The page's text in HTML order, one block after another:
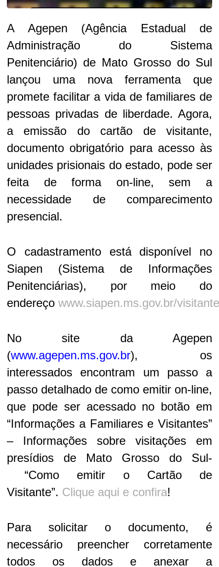
A Agepen (Agência Estadual de
Administração do Sistema
Penitenciário) de Mato Grosso do Sul
lançou uma nova ferramenta que
promete facilitar a vida de familiares de
pessoas privadas de liberdade. Agora,
a emissão do cartão de visitante,
documento obrigatório para acesso às
unidades prisionais do estado, pode ser
feita de forma on-line, sem a
necessidade de comparecimento
presencial.
O cadastramento está disponível no
Siapen (Sistema de Informações
Penitenciárias), por meio do
endereço www.siapen.ms.gov.br/visitante
No site da Agepen
(www.agepen.ms.gov.br), os
interessados encontram um passo a
passo detalhado de como emitir on-line,
que pode ser acessado no botão em
“Informações a Familiares e Visitantes”
– Informações sobre visitações em
presídios de Mato Grosso do Sul-
“Como emitir o Cartão de
Visitante”. Clique aqui e confira!
Para solicitar o documento, é
necessário preencher corretamente
todos os dados e anexar a